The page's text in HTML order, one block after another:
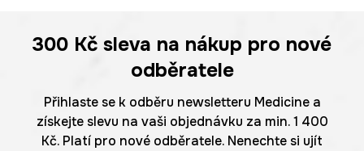
300 Kč sleva na nákup pro nové
odběratele
Přihlaste se k odběru newsletteru Medicine a
získejte slevu na vaši objednávku za min. 1 400
Kč. Platí pro nové odběratele. Nenechte si ujít